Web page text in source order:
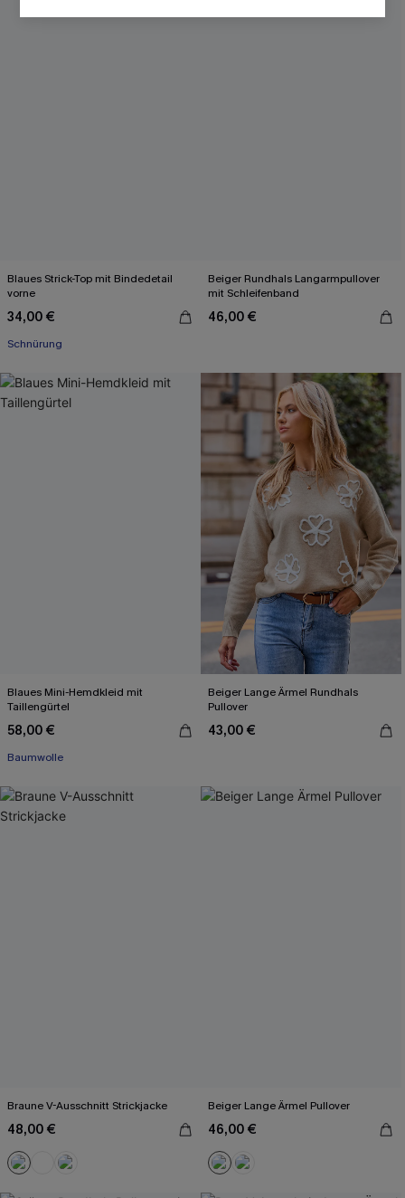
Blaues Strick-Top mit Bindedetail
vorne
34,00 €
Schnürung
Beiger Rundhals Langarmpullover
mit Schleifenband
46,00 €
Blaues Mini-Hemdkleid mit
Taillengürtel
58,00 €
Baumwolle
Beiger Lange Ärmel Rundhals
Pullover
43,00 €
Braune V-Ausschnitt Strickjacke
48,00 €
Beiger Lange Ärmel Pullover
46,00 €